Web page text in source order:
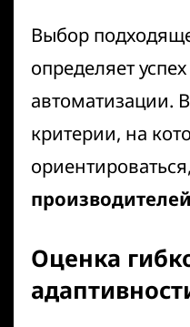
Выбор
определяет
автоматизации.
критерии, на
производителей
Оценка